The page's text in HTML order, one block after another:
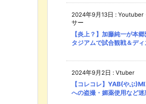
2024年9月13日 : Youtuber
サー
【炎上？】加藤純一が本
タジアムで試合観戦＆デ
2024年9月2日 : Vtuber
【コレコレ】YAB(やぶ
への盗撮・媚薬使用など迷